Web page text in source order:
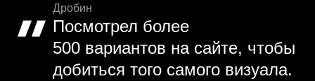
Дробин
Посмотрел более
500 вариантов на сайте, чтобы
добиться того самого визуала.